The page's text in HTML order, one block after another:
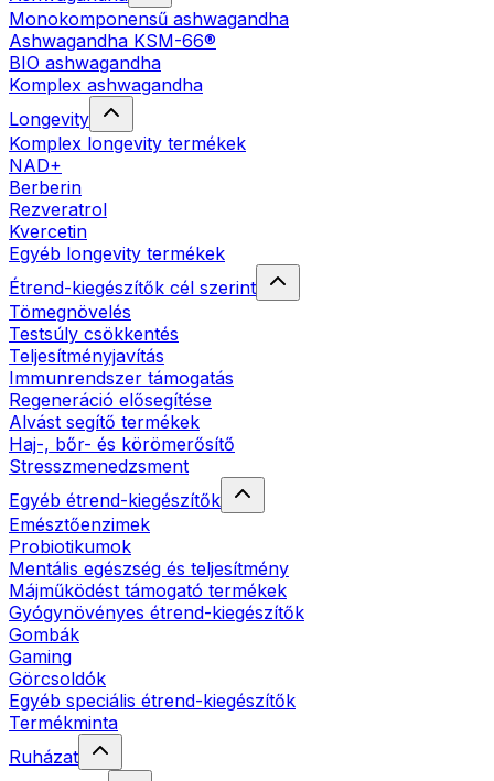
Monokomponensű ashwagandha
Ashwagandha KSM-66®
BIO ashwagandha
Komplex ashwagandha
Longevity
Komplex longevity termékek
NAD+
Berberin
Rezveratrol
Kvercetin
Egyéb longevity termékek
Étrend-kiegészítők cél szerint
Tömegnövelés
Testsúly csökkentés
Teljesítményjavítás
Immunrendszer támogatás
Regeneráció elősegítése
Alvást segítő termékek
Haj-, bőr- és körömerősítő
Stresszmenedzsment
Egyéb étrend-kiegészítők
Emésztőenzimek
Probiotikumok
Mentális egészség és teljesítmény
Májműködést támogató termékek
Gyógynövényes étrend-kiegészítők
Gombák
Gaming
Görcsoldók
Egyéb speciális étrend-kiegészítők
Termékminta
Ruházat